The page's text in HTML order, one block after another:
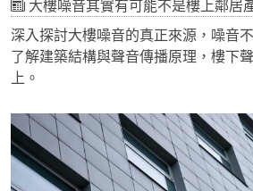
大樓噪音其實有可能不是樓上鄰居
深入探討大樓噪音的真正來源，噪音
了解建築結構與聲音傳播原理，樓下
上。